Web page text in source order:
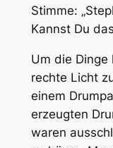
Stimme:
Kannst Du das
Um die Dinge
rechte Licht
einem
erzeugten
waren